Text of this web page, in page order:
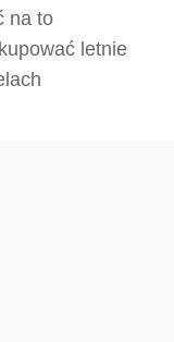
na to
letnie